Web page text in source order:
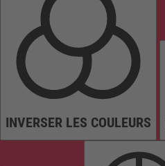
INVERSER LES COULEURS